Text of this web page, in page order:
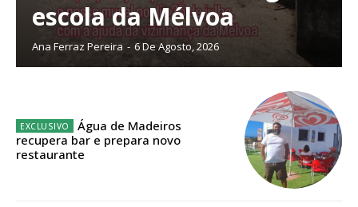
Planos de Assinatura
Faça-se assinante do Região de Cister e ajude-nos a manter este serviço
escola da Mélvoa
Ana Ferraz Pereira - 6 De Agosto, 2026
Água de Madeiros
recupera bar e prepara novo
restaurante